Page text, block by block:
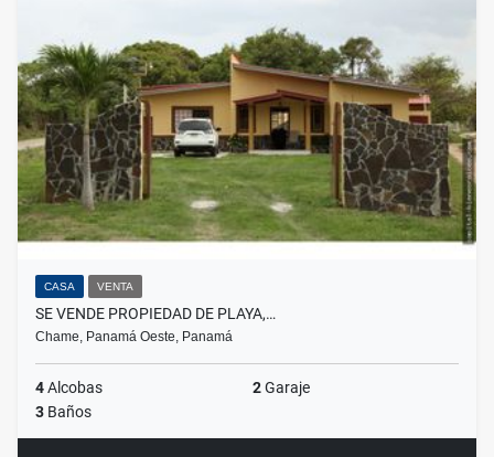
CASA VENTA
SE VENDE PROPIEDAD DE PLAYA,…
Chame, Panamá Oeste, Panamá
4Alcobas 2Garaje
3 Baños